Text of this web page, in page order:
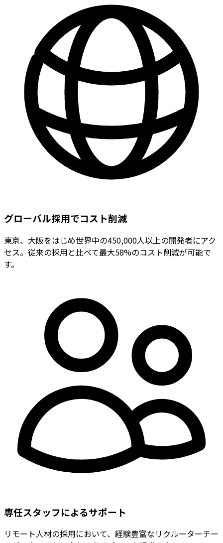
グローバル採用でコスト削減
東京、大阪をはじめ世界中の450,000人以上の開発者にアク
セス。従来の採用と比べて最大58%のコスト削減が可能で
す。
専任スタッフによるサポート
リモート人材の採用において、経験豊富なリクルーターチー